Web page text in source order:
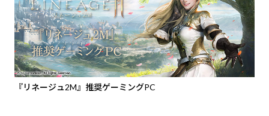
『リネージュ2M』推奨ゲーミングPC